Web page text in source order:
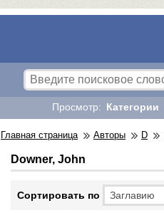
Просмотр: Категории
Главная страница Авторы D
Downer, John
Cортировать по